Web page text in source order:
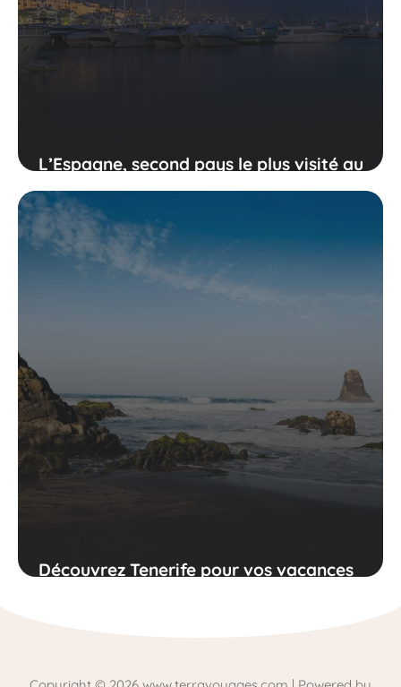
L’Espagne, second pays le plus visité au
monde
Découvrez Tenerife pour vos vacances